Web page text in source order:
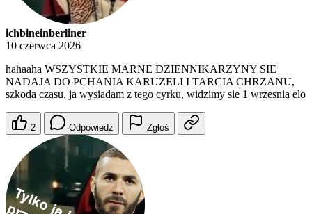
ichbineinberliner
10 czerwca 2026
hahaaha WSZYSTKIE MARNE DZIENNIKARZYNY SIE
NADAJA DO PCHANIA KARUZELI I TARCIA CHRZANU,
szkoda czasu, ja wysiadam z tego cyrku, widzimy sie 1 wrzesnia elo
2 Odpowiedz Zgłoś